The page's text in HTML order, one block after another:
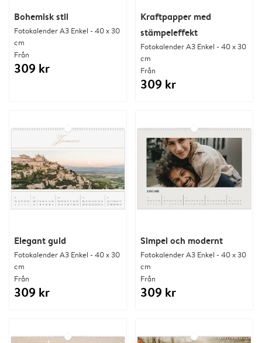
Bohemisk stil
Fotokalender A3 Enkel - 40 x 30
cm
Från
309 kr
Kraftpapper med
stämpeleffekt
Fotokalender A3 Enkel - 40 x 30
cm
Från
309 kr
Elegant guld
Fotokalender A3 Enkel - 40 x 30
cm
Från
309 kr
Simpel och modernt
Fotokalender A3 Enkel - 40 x 30
cm
Från
309 kr